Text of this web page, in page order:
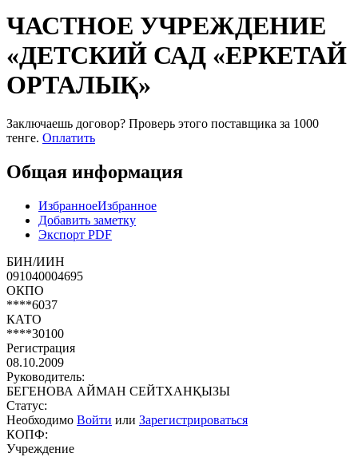
ЧАСТНОЕ УЧРЕЖДЕНИЕ
«ДЕТСКИЙ САД «ЕРКЕТАЙ
ОРТАЛЫҚ»
Заключаешь договор? Проверь этого поставщика за 1000
тенге. Оплатить
Общая информация
ИзбранноеИзбранное
Добавить заметку
Экспорт PDF
БИН/ИИН
091040004695
ОКПО
****6037
КАТО
****30100
Регистрация
08.10.2009
Руководитель:
БЕГЕНОВА АЙМАН СЕЙТХАНҚЫЗЫ
Статус:
Необходимо Войти или Зарегистрироваться
КОПФ:
Учреждение